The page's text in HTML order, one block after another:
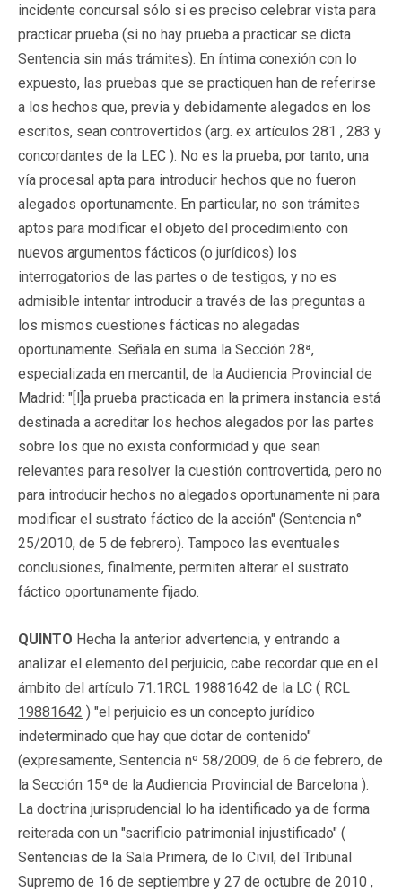
incidente concursal sólo si es preciso celebrar vista para
practicar prueba (si no hay prueba a practicar se dicta
Sentencia sin más trámites). En íntima conexión con lo
expuesto, las pruebas que se practiquen han de referirse
a los hechos que, previa y debidamente alegados en los
escritos, sean controvertidos (arg. ex artículos 281 , 283 y
concordantes de la LEC ). No es la prueba, por tanto, una
vía procesal apta para introducir hechos que no fueron
alegados oportunamente. En particular, no son trámites
aptos para modificar el objeto del procedimiento con
nuevos argumentos fácticos (o jurídicos) los
interrogatorios de las partes o de testigos, y no es
admisible intentar introducir a través de las preguntas a
los mismos cuestiones fácticas no alegadas
oportunamente. Señala en suma la Sección 28ª,
especializada en mercantil, de la Audiencia Provincial de
Madrid: "[l]a prueba practicada en la primera instancia está
destinada a acreditar los hechos alegados por las partes
sobre los que no exista conformidad y que sean
relevantes para resolver la cuestión controvertida, pero no
para introducir hechos no alegados oportunamente ni para
modificar el sustrato fáctico de la acción" (Sentencia n°
25/2010, de 5 de febrero). Tampoco las eventuales
conclusiones, finalmente, permiten alterar el sustrato
fáctico oportunamente fijado.
QUINTO Hecha la anterior advertencia, y entrando a
analizar el elemento del perjuicio, cabe recordar que en el
ámbito del artículo 71.1RCL 19881642 de la LC ( RCL
19881642 ) "el perjuicio es un concepto jurídico
indeterminado que hay que dotar de contenido"
(expresamente, Sentencia nº 58/2009, de 6 de febrero, de
la Sección 15ª de la Audiencia Provincial de Barcelona ).
La doctrina jurisprudencial lo ha identificado ya de forma
reiterada con un "sacrificio patrimonial injustificado" (
Sentencias de la Sala Primera, de lo Civil, del Tribunal
Supremo de 16 de septiembre y 27 de octubre de 2010 ,